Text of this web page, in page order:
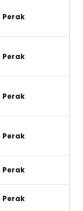
Perak
Perak
Perak
Perak
Perak
Perak